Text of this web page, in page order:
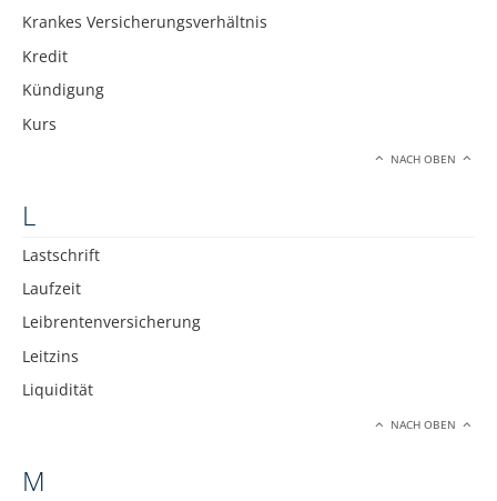
Krankes Versicherungsverhältnis
Kredit
Kündigung
Kurs
NACH OBEN
L
Lastschrift
Laufzeit
Leibrentenversicherung
Leitzins
Liquidität
NACH OBEN
M